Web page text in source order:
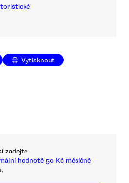
Vytisknout
zadejte
hodnotě 50 Kč měsíčně